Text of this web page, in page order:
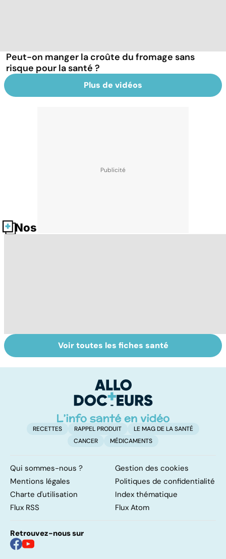
Peut-on manger la croûte du fromage sans
risque pour la santé ?
Plus de vidéos
Nos fiches santé
Gynéco : un suivi
pour la vie
Sexualité,
infertilité et
étroits
Voir toutes les fiches santé
RECETTES RAPPEL PRODUIT
LE MAG DE LA SANTÉ
CANCER
MÉDICAMENTS
Qui sommes-nous ?
Gestion des cookies
Mentions légales
Politiques de confidentialité
Charte d'utilisation
Index thématique
Flux RSS
Flux Atom
Retrouvez-nous sur